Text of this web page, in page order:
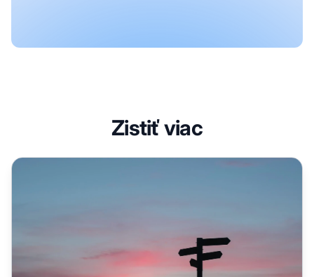
Zistiť viac
Kto sú skvelí afiliáti? Anatómia výberu partnerov